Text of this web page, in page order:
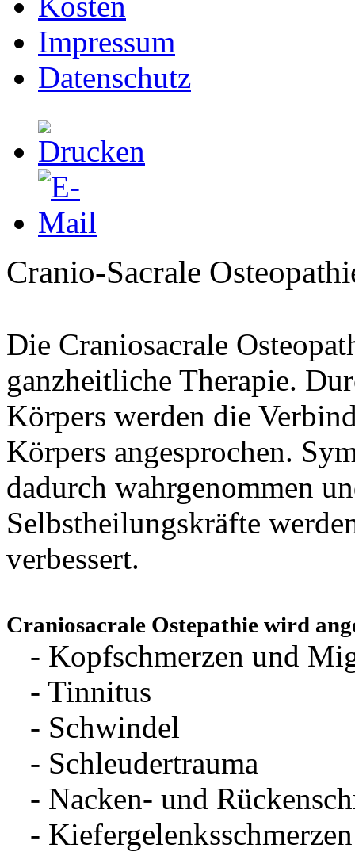
Impressum
Datenschutz
Cranio-Sacrale
Die Craniosacrale
ganzheitliche Therapie.
Körpers werden die
Körpers angesprochen.
dadurch wahrgenommen
Selbstheilungskräfte
verbessert.
Craniosacrale Ostepathie wird
- Kopfschmerzen und
- Tinnitus
- Schwindel
- Schleudertrauma
- Nacken- und
- Kiefergelenksschmerzen